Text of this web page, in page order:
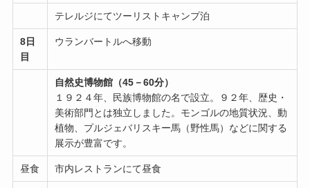
テレルジにてツーリストキャンプ泊
8日
目
ウランバートルへ移動
自然史博物館（45－60分）
１９２４年、民族博物館の名で設立。９２年、歴史・
美術部門とは独立しました。モンゴルの地質状況、動
植物、プルジェバリスキー馬（野性馬）などに関する
展示が豊富です。
昼食 市内レストランにて昼食